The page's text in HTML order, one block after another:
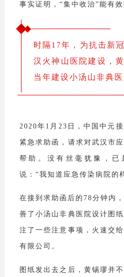
事实证明，“集中收治”能有
时隔17年，为抗击新
汉火神山医院建设，
当年建设小汤山非典医
2020年1月23日，中国中元
紧急求助函，请求对武汉市
帮助。没有丝毫犹豫，已
说：“我知道应急传染病院的
在接到求助函后的78分钟内
善了小汤山非典医院设计图
注了一些注意事项，火速交
有限公司。
图纸发出去之后，黄锡璆并